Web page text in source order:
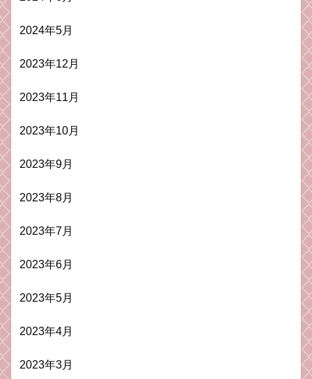
2024年5月
2023年12月
2023年11月
2023年10月
2023年9月
2023年8月
2023年7月
2023年6月
2023年5月
2023年4月
2023年3月